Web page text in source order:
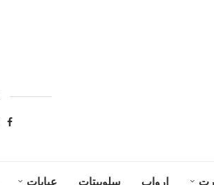
ارواب سلوبيتات عبايات